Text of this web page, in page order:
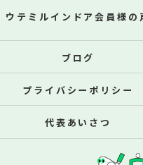
ウテミルインドア会員様の
ブログ
プライバシーポリシー
代表あいさつ